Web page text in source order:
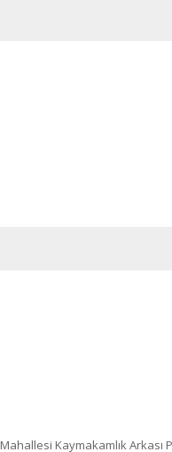
Kaymakamlık Arkası